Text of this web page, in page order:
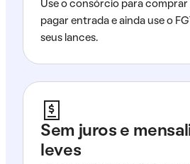
Use o consórcio para comprar
pagar entrada e ainda use o
seus lances.
Sem juros e
leves